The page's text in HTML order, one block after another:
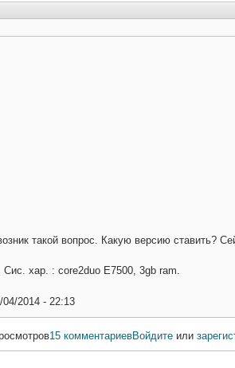
такой вопрос. Какую версию ставить?
Сис. хар. : core2duo E7500, 3gb ram.
04/2014 - 22:13
15 комментариевВойдите или